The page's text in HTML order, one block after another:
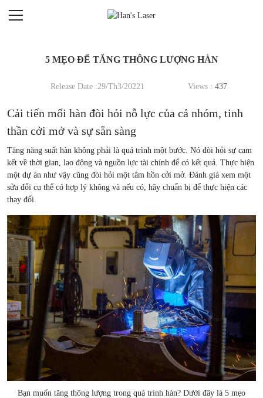
5 MẸO ĐỂ TĂNG THÔNG LƯỢNG HÀN
Release Date :29/Th3/20221 Views : 437
Cải tiến mối hàn đòi hỏi nỗ lực của cả nhóm, tinh
thần cởi mở và sự sẵn sàng
Tăng năng suất hàn không phải là quá trình một bước. Nó đòi hỏi sự cam
kết về thời gian, lao động và nguồn lực tài chính để có kết quả. Thực hiện
một dự án như vậy cũng đòi hỏi một tâm hồn cởi mở. Đánh giá xem một
sửa đổi cụ thể có hợp lý không và nếu có, hãy chuẩn bị để thực hiện các
thay đổi.
Bạn muốn tăng thông lượng trong quá trình hàn? Dưới đây là 5 mẹo